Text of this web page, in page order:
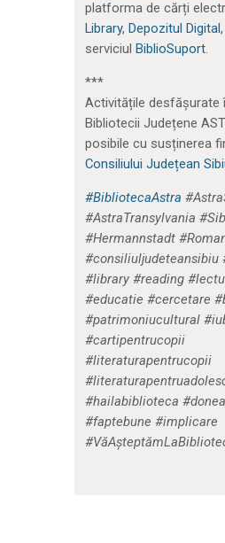
platforma de cărți
Library, Depozitul Digital,
serviciul BiblioSuport.
***
Activitățile desfășurate
Bibliotecii Județene
posibile cu susținerea
Consiliului Județean
#BibliotecaAstra
#AstraTransylvania
#Hermannstadt
#consiliuljudeteansibiu
#library #reading
#educatie #cercetare
#patrimoniucultural
#cartipentrucopii
#literaturapentrucopii
#hailabiblioteca
#faptebune #implicare